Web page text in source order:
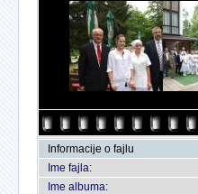
Informacije o fajlu
Ime fajla:
Ime albuma: